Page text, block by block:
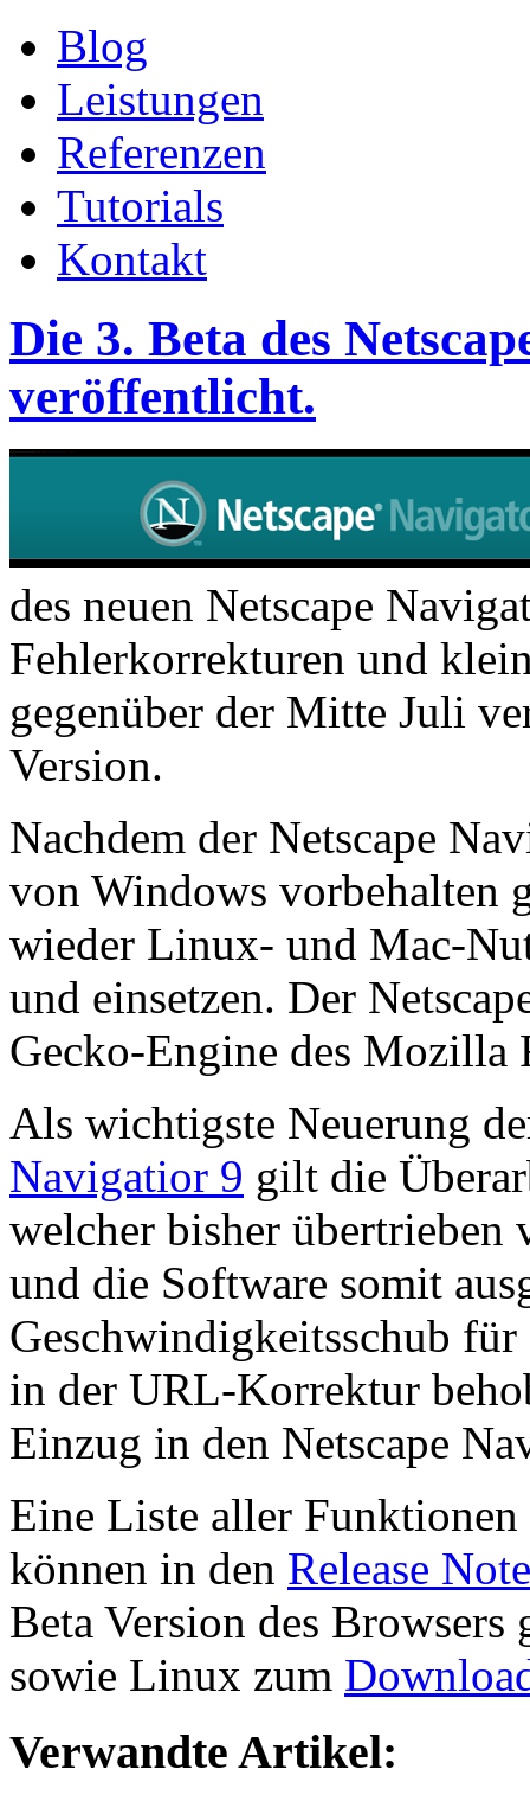
Blog
Leistungen
Referenzen
Tutorials
Kontakt
Die 3. Beta des
veröffentlicht.
des neuen Netscape
Fehlerkorrekturen und
gegenüber der Mitte Juli
Version.
Nachdem der Netscape
von Windows vorbehalten
wieder Linux- und Mac-
und einsetzen. Der
Gecko-Engine des Mozilla
Als wichtigste Neuerung
Navigatior 9 gilt die
welcher bisher übertrieben
und die Software somit
Geschwindigkeitsschub
in der URL-Korrektur
Einzug in den Netscape
Eine Liste aller Funktionen
können in den Release
Beta Version des
sowie Linux zum
Verwandte Artikel: